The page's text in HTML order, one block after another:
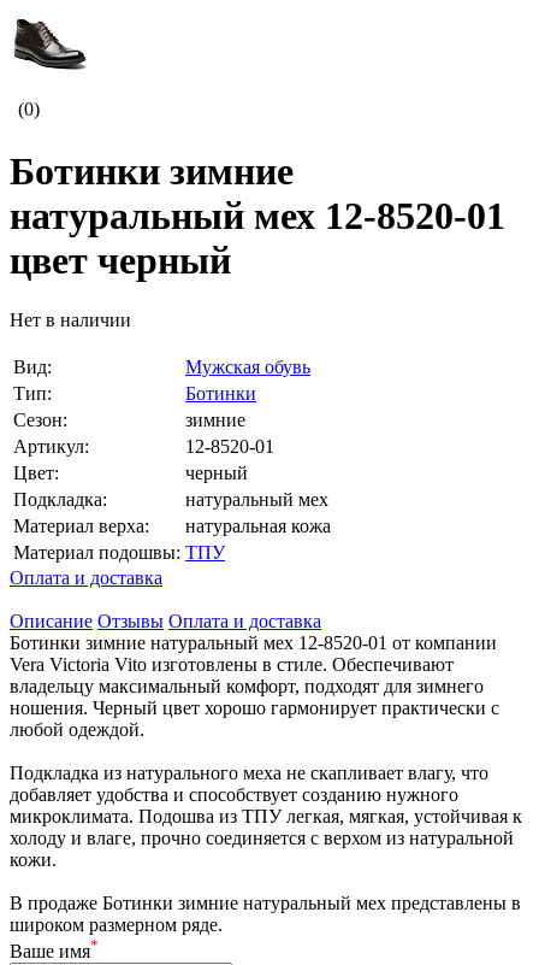
(0)
Ботинки зимние
натуральный мех 12-8520-01
цвет черный
Нет в наличии
Вид:
Мужская обувь
Тип:
Ботинки
Сезон:
зимние
Артикул:
12-8520-01
Цвет:
черный
Подкладка:
натуральный мех
Материал верха:
натуральная кожа
Материал подошвы: ТПУ
Оплата и доставка
Описание Отзывы Оплата и доставка
Ботинки зимние натуральный мех 12-8520-01 от компании
Vera Victoria Vito изготовлены в стиле. Обеспечивают
владельцу максимальный комфорт, подходят для зимнего
ношения. Черный цвет хорошо гармонирует практически с
любой одеждой.
Подкладка из натурального меха не скапливает влагу, что
добавляет удобства и способствует созданию нужного
микроклимата. Подошва из ТПУ легкая, мягкая, устойчивая к
холоду и влаге, прочно соединяется с верхом из натуральной
кожи.
В продаже Ботинки зимние натуральный мех представлены в
широком размерном ряде.
Ваше имя*